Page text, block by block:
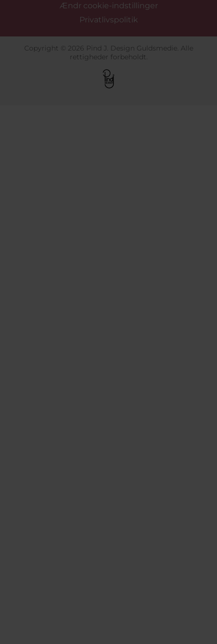
Ændr cookie-indstillinger
Privatlivspolitik
Copyright © 2026 Pind J. Design Guldsmedie. Alle
rettigheder forbeholdt.